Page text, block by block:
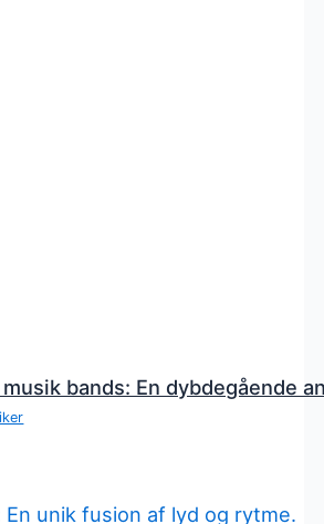
bands: En dybdegående